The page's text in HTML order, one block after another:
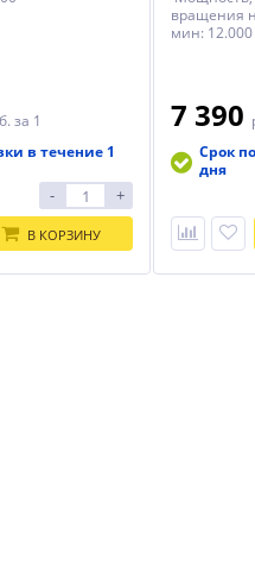
за 1
в течение 1
- +
В КОРЗИНУ
вращения
мин: 12.000
7 390
Срок
дня